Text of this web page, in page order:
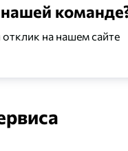
на нашем сайте